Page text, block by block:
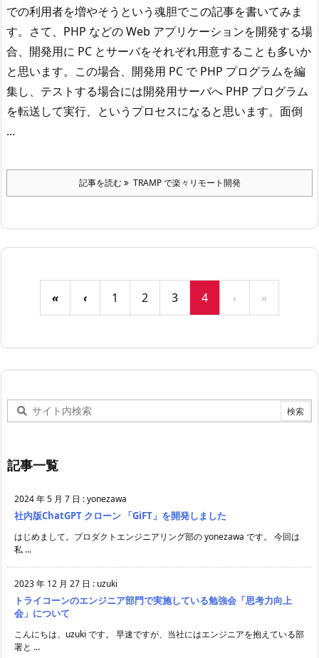
での利用者を増やそうという魂胆でこの記事を書いてみま
す。 さて、PHP などの Web アプリケーションを開発する場
合、開発用に PC とサーバをそれぞれ用意することも多いか
と思います。この場合、開発用 PC で PHP プログラムを編
集し、テストする場合には開発用サーバへ PHP プログラム
を転送して実行、というプロセスになると思います。 面倒
...
記事を読む TRAMP で楽々リモート開発
« ‹ 1 2 3 4 › »
記事一覧
2024 年 5 月 7 日 :yonezawa
社内版ChatGPT クローン 「GiFT」を開発しました
はじめまして。プロダクトエンジニアリング部の yonezawa です。 今回は
私 ...
2023 年 12 月 27 日 : uzuki
トライコーンのエンジニア部門で実施している勉強会「思考力向上
会」について
こんにちは、uzuki です。 早速ですが、当社にはエンジニアを抱えている部
署と ...